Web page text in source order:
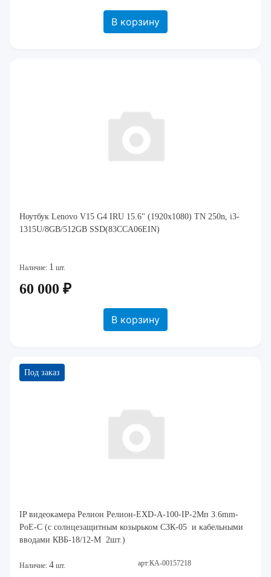
В корзину
Ноутбук Lenovo V15 G4 IRU 15.6" (1920x1080) TN 250n, i3-
1315U/8GB/512GB SSD(83CCA06EIN)
Наличие: 1 шт.
60 000 ₽
В корзину
Под заказ
IP видеокамера Релион Релион-EXD-A-100-IP-2Мп 3.6mm-
PoE-C (с солнцезащитным козырьком СЗК-05 и кабельными
вводами КВБ-18/12-М 2шт.)
Наличие: 4 шт. арт:КА-00157218